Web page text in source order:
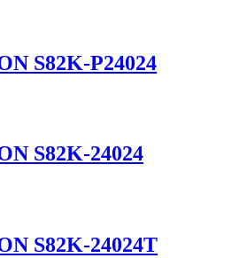
S82K-P24024
S82K-24024
S82K-24024T